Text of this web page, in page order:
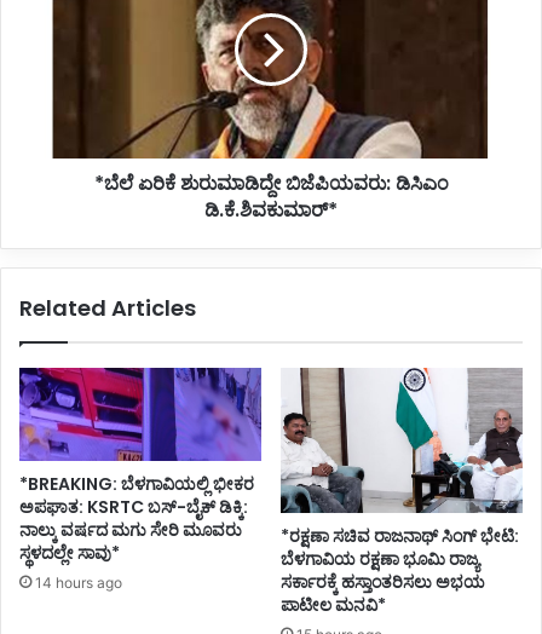
ಡಿ.ಕೆ.ಶಿವಕುಮಾರ್*
*ಬೆಲೆ ಏರಿಕೆ ಶುರುಮಾಡಿದ್ದೇ ಬಿಜೆಪಿಯವರು: ಡಿಸಿಎಂ
ಡಿ.ಕೆ.ಶಿವಕುಮಾರ್*
Related Articles
*BREAKING: ಬೆಳಗಾವಿಯಲ್ಲಿ ಭೀಕರ
ಅಪಘಾತ: KSRTC ಬಸ್-ಬೈಕ್ ಡಿಕ್ಕಿ:
ನಾಲ್ಕು ವರ್ಷದ ಮಗು ಸೇರಿ ಮೂವರು
ಸ್ಥಳದಲ್ಲೇ ಸಾವು*
14 hours ago
*ರಕ್ಷಣಾ ಸಚಿವ ರಾಜನಾಥ್ ಸಿಂಗ್ ಭೇಟಿ:
ಬೆಳಗಾವಿಯ ರಕ್ಷಣಾ ಭೂಮಿ ರಾಜ್ಯ
ಸರ್ಕಾರಕ್ಕೆ ಹಸ್ತಾಂತರಿಸಲು ಅಭಯ
ಪಾಟೀಲ ಮನವಿ*